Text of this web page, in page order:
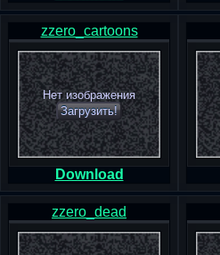
zzero_cartoons
Нет изображения
Загрузить!
Download
zzero_dead